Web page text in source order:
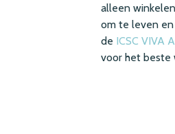
alleen
om te leven
de ICSC VIVA
voor het beste